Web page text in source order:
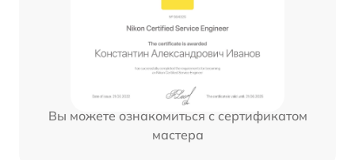
Вы можете ознакомиться с сертификатом
мастера